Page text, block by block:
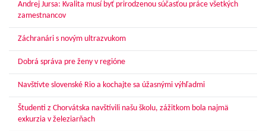
Andrej Jursa: Kvalita musí byť prirodzenou súčasťou práce všetkých
zamestnancov
Záchranári s novým ultrazvukom
Dobrá správa pre ženy v regióne
Navštívte slovenské Rio a kochajte sa úžasnými výhľadmi
Študenti z Chorvátska navštívili našu školu, zážitkom bola najmä
exkurzia v železiarňach